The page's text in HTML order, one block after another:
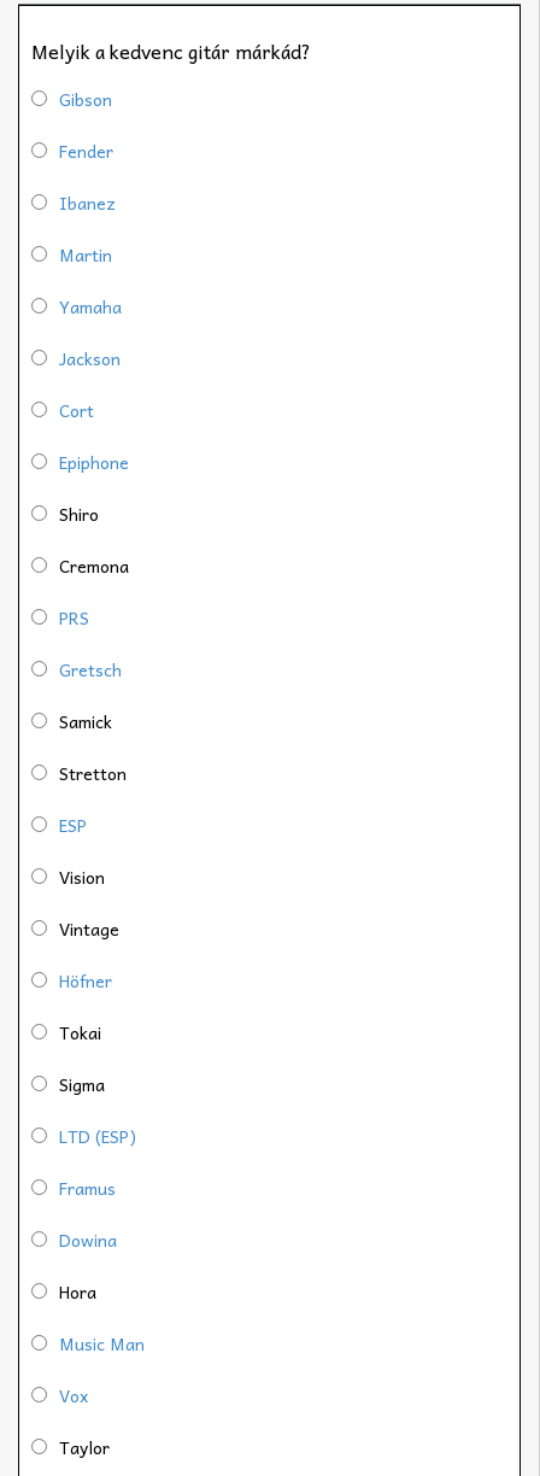
Melyik a kedvenc gitár márkád?
Gibson
Fender
Ibanez
Martin
Yamaha
Jackson
Cort
Epiphone
Shiro
Cremona
PRS
Gretsch
Samick
Stretton
ESP
Vision
Vintage
Höfner
Tokai
Sigma
LTD (ESP)
Framus
Dowina
Hora
Music Man
Vox
Taylor